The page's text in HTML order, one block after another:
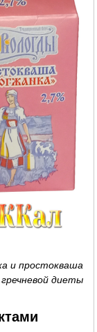
и простокваша
гречневой диеты